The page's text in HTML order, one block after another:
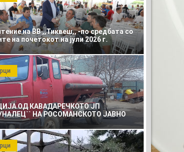
на ВВ ,,Тиквеш,, -по средбата со
на почетокот на јули 2026 г.
ОД КАВАДАРЕЧКОТО ЈП
НА РОСОМАНСКОТО ЈАВНО
ЗА КОМУНАЛНО УСЛУГИ